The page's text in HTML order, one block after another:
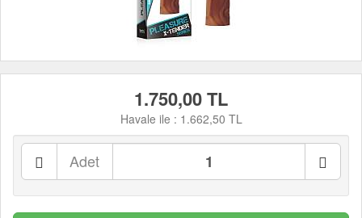
1.750,00 TL
Havale ile : 1.662,50 TL
Adet